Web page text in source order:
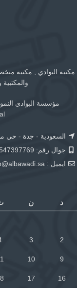
مكتبة البوادي , مكتبة
والمكتبية
السعودية - جدة - حي
جوال رقم: 0547397769
ايميل :
د ن
2
3
9
10
16
17